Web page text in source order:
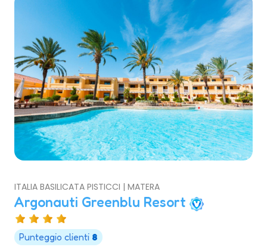
ITALIA BASILICATA PISTICCI | MATERA
Argonauti Greenblu Resort
Punteggio clienti 8